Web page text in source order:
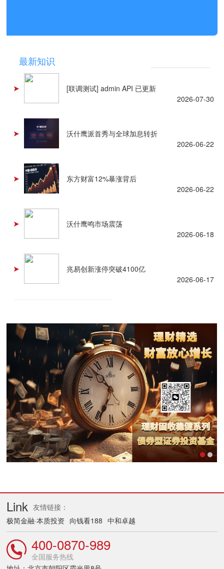
最新知识
[联调测试] admin API 已更新
2026-07-30
沃什鹰派首秀与全球加息转折
2026-06-22
东方财富12%暴涨背后
2026-06-22
沃什鹰鸣市场震荡
2026-06-18
兆易创新涨停突破4100亿
2026-06-17
Link 友情链接：
极简金融·本质投资 向钱看188 中和卓越
400-0870-989
全国服务热线